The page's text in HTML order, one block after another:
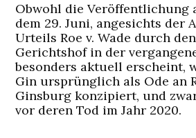
Obwohl die Veröffentlichung
dem 29. Juni, angesichts der
Urteils Roe v. Wade durch
Gerichtshof in der
besonders aktuell erscheint,
Gin ursprünglich als Ode an
Ginsburg konzipiert, und
vor deren Tod im Jahr 2020.